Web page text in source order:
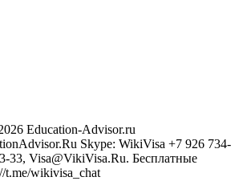
Education-Advisor.ru
Skype: WikiVisa +7 926 734-
33, Visa@VikiVisa.Ru. Бесплатные
t.me/wikivisa_chat